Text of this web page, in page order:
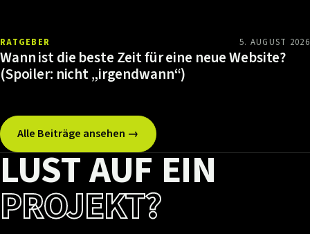
RATGEBER 5. AUGUST 2026
Wann ist die beste Zeit für eine neue Website?
(Spoiler: nicht „irgendwann“)
Alle Beiträge ansehen →
LUST AUF EIN
PROJEKT?